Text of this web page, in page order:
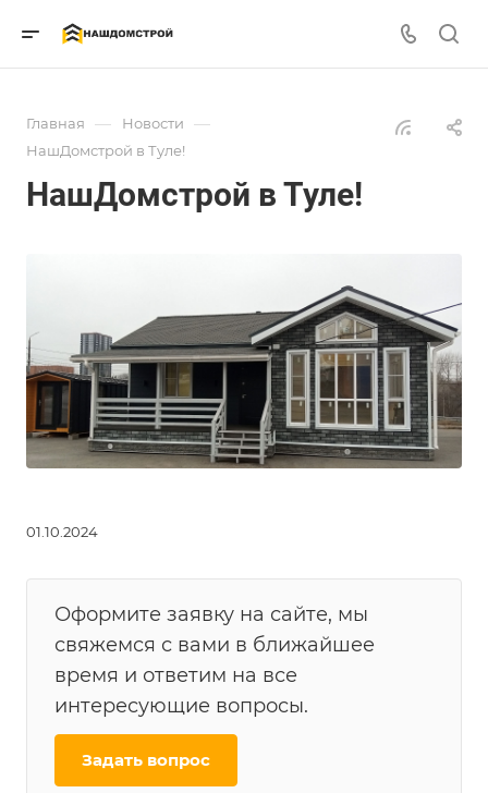
Главная — Новости —
НашДомстрой в Туле!
НашДомстрой в Туле!
01.10.2024
Оформите заявку на сайте, мы
свяжемся с вами в ближайшее
время и ответим на все
интересующие вопросы.
Задать вопрос